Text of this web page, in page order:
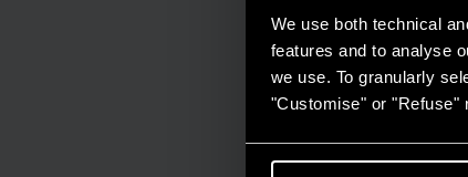
We use both technical
features and to analyse
we use. To granularly
"Customise" or "Refuse"